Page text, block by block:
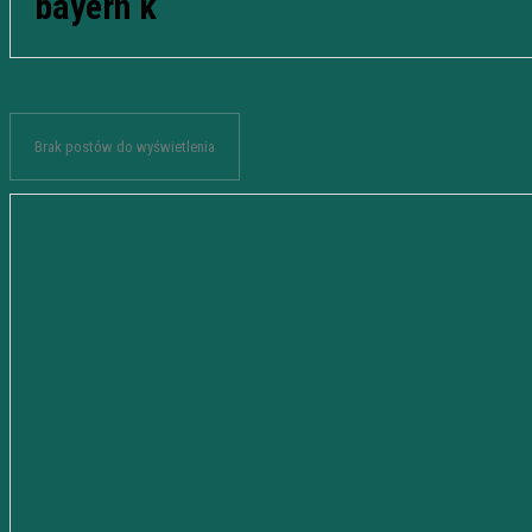
Brak postów do wyświetlenia